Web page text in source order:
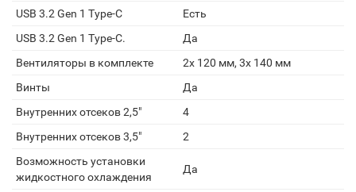
USB 3.2 Gen 1 Type-C
Есть
USB 3.2 Gen 1 Type-C.
Да
Вентиляторы в комплекте
2x 120 мм, 3x 140 мм
Винты
Да
Внутренних отсеков 2,5"
4
Внутренних отсеков 3,5"
2
Возможность установки
жидкостного охлаждения
Да